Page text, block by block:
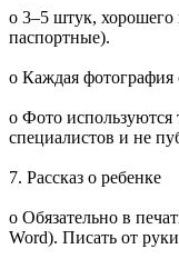
o 3–5 штук,
паспортные).
o Каждая
o Фото используются
специалистов и не
7. Рассказ о ребенке
o Обязательно в
Word). Писать от